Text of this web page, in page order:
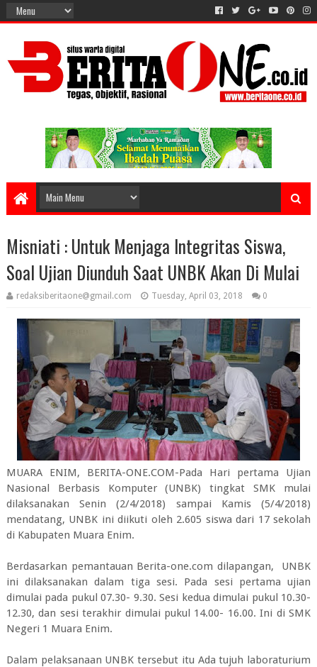
Misniati : Untuk Menjaga Integritas Siswa,
Soal Ujian Diunduh Saat UNBK Akan Di Mulai
redaksiberitaone@gmail.com Tuesday, April 03, 2018 0
MUARA ENIM, BERITA-ONE.COM-Pada Hari pertama Ujian
Nasional Berbasis Komputer (UNBK) tingkat SMK mulai
dilaksanakan Senin (2/4/2018) sampai Kamis (5/4/2018)
mendatang, UNBK ini diikuti oleh 2.605 siswa dari 17 sekolah
di Kabupaten Muara Enim.
Berdasarkan pemantauan Berita-one.com dilapangan, UNBK
ini dilaksanakan dalam tiga sesi. Pada sesi pertama ujian
dimulai pada pukul 07.30- 9.30. Sesi kedua dimulai pukul 10.30-
12.30, dan sesi terakhir dimulai pukul 14.00- 16.00. Ini di SMK
Negeri 1 Muara Enim.
Dalam pelaksanaan UNBK tersebut itu Ada tujuh laboraturium